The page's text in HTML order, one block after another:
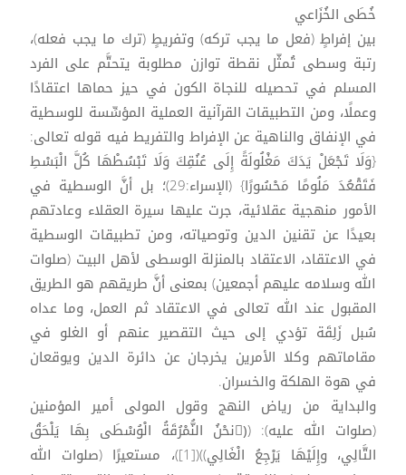
خُطَى الخُزَاعي
بين إفراطٍ (فعل ما يجب تركه) وتفريطٍ (ترك ما يجب فعله)،
رتبة وسطى تُمثّل نقطة توازن مطلوبة يتحتَّم على الفرد
المسلم في تحصيله للنجاة الكون في حيز حماها اعتقادًا
وعملًا، ومن التطبيقات القرآنية العملية المؤسِّسة للوسطية
في الإنفاق والناهية عن الإفراط والتفريط فيه قوله تعالى:
{وَلَا تَجْعَلْ يَدَكَ مَغْلُولَةً إِلَى عُنُقِكَ وَلَا تَبْسُطْهَا كُلَّ الْبَسْطِ
فَتَقْعُدَ مَلُومًا مَحْسُورًا} (الإسراء:29)؛ بل أنَّ الوسطية في
الأمور منهجية عقلائية، جرت عليها سيرة العقلاء وعادتهم
بعيدًا عن تقنين الدين وتوصياته، ومن تطبيقات الوسطية
في الاعتقاد، الاعتقاد بالمنزلة الوسطى لأهل البيت (صلوات
الله وسلامه عليهم أجمعين) بمعنى أنَّ طريقهم هو الطريق
المقبول عند الله تعالى في الاعتقاد ثم العمل، وما عداه
سُبل زَلِقَة تؤدي إلى حيث التقصير عنهم أو الغلو في
مقاماتهم وكلا الأمرين يخرجان عن دائرة الدين ويوقعان
في هوة الهلكة والخسران.
والبداية من رياض النهج وقول المولى أمير المؤمنين
(صلوات الله عليه): ((َنحْنُ النُّمْرُقَةُ الْوُسْطَى بِهَا يَلْحَقُ
التَّالِي، وإِلَيْهَا يَرْجِعُ الْغَالِي))([1])، مستعيرًا (صلوات الله